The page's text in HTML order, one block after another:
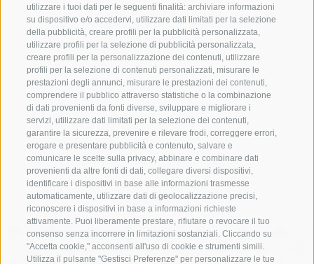
utilizzare i tuoi dati per le seguenti finalità: archiviare informazioni
su dispositivo e/o accedervi, utilizzare dati limitati per la selezione
della pubblicità, creare profili per la pubblicità personalizzata,
utilizzare profili per la selezione di pubblicità personalizzata,
creare profili per la personalizzazione dei contenuti, utilizzare
profili per la selezione di contenuti personalizzati, misurare le
prestazioni degli annunci, misurare le prestazioni dei contenuti,
comprendere il pubblico attraverso statistiche o la combinazione
di dati provenienti da fonti diverse, sviluppare e migliorare i
servizi, utilizzare dati limitati per la selezione dei contenuti,
garantire la sicurezza, prevenire e rilevare frodi, correggere errori,
erogare e presentare pubblicità e contenuto, salvare e
comunicare le scelte sulla privacy, abbinare e combinare dati
provenienti da altre fonti di dati, collegare diversi dispositivi,
identificare i dispositivi in base alle informazioni trasmesse
automaticamente, utilizzare dati di geolocalizzazione precisi,
riconoscere i dispositivi in base a informazioni richieste
attivamente. Puoi liberamente prestare, rifiutare o revocare il tuo
consenso senza incorrere in limitazioni sostanziali. Cliccando su
"Accetta cookie," acconsenti all'uso di cookie e strumenti simili.
Utilizza il pulsante "Gestisci Preferenze" per personalizzare le tue
Schennerhof
Hotel Schennerhof vicino a Merano a conduzione familiare
Ristorante
Ristorante a Scena presso Merano
Christophs
Il vostro hotel B&B a Scena - la vostra vacanza inizia qui